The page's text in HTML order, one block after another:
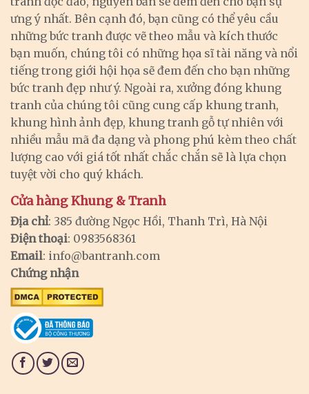
ưng ý nhất. Bên cạnh đó, bạn cũng có thể yêu cầu
những bức tranh được vẽ theo mẫu và kích thước
bạn muốn, chúng tôi có những họa sĩ tài năng và nổi
tiếng trong giới hội họa sẽ đem đến cho bạn những
bức tranh đẹp như ý. Ngoài ra, xưởng đóng khung
tranh của chúng tôi cũng cung cấp khung tranh,
khung hình ảnh đẹp, khung tranh gỗ tự nhiên với
nhiều mẫu mã đa dạng và phong phú kèm theo chất
lượng cao với giá tốt nhất chắc chắn sẽ là lựa chọn
tuyệt vời cho quý khách.
Cửa hàng Khung & Tranh
Địa chỉ: 385 đường Ngọc Hồi, Thanh Trì, Hà Nội
Điện thoại: 0983568361
Email: info@bantranh.com
Chứng nhận